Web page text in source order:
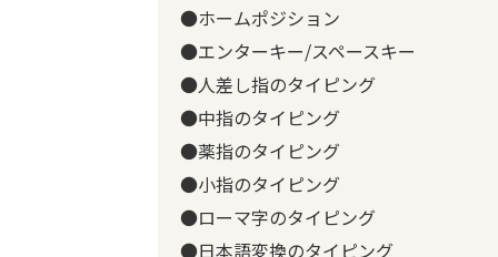
●ホームポジション
●エンターキー/スペースキー
●人差し指のタイピング
●中指のタイピング
●薬指のタイピング
●小指のタイピング
●ローマ字のタイピング
●日本語変換のタイピング